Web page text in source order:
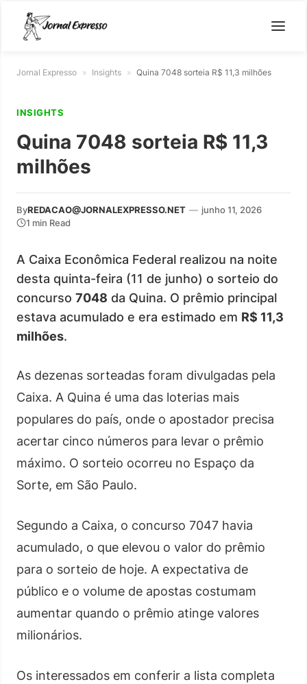
Jornal Expresso » Insights » Quina 7048 sorteia R$ 11,3 milhões
INSIGHTS
Quina 7048 sorteia R$ 11,3
milhões
ByREDACAO@JORNALEXPRESSO.NET — junho 11, 2026
1 min Read
A Caixa Econômica Federal realizou na noite
desta quinta-feira (11 de junho) o sorteio do
concurso 7048 da Quina. O prêmio principal
estava acumulado e era estimado em R$ 11,3
milhões.
As dezenas sorteadas foram divulgadas pela
Caixa. A Quina é uma das loterias mais
populares do país, onde o apostador precisa
acertar cinco números para levar o prêmio
máximo. O sorteio ocorreu no Espaço da
Sorte, em São Paulo.
Segundo a Caixa, o concurso 7047 havia
acumulado, o que elevou o valor do prêmio
para o sorteio de hoje. A expectativa de
público e o volume de apostas costumam
aumentar quando o prêmio atinge valores
milionários.
Os interessados em conferir a lista completa